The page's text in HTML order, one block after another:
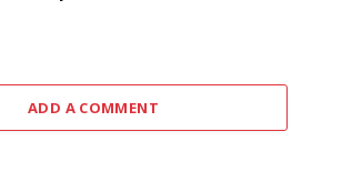
ADD A COMMENT